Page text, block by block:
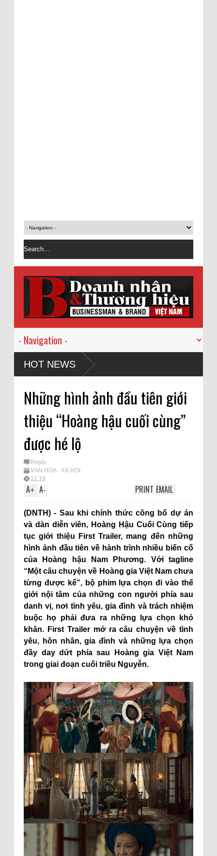
HOT NEWS
Những hình ảnh đầu tiên giới
thiệu “Hoàng hậu cuối cùng”
được hé lộ
Reply
VĂN HÓA - XÃ HỘI
12:18
A+ A- EMAIL
PRINT
(DNTH) - Sau khi chính thức công bố dự án
và dàn diễn viên, Hoàng Hậu Cuối Cùng tiếp
tục giới thiệu First Trailer, mang đến những
hình ảnh đầu tiên về hành trình nhiều biến cố
của Hoàng hậu Nam Phương. Với tagline
“Một câu chuyện về Hoàng gia Việt Nam chưa
từng được kể”, bộ phim lựa chọn đi vào thế
giới nội tâm của những con người phía sau
danh vị, nơi tình yêu, gia đình và trách nhiệm
buộc họ phải đưa ra những lựa chọn khó
khăn. First Trailer mở ra câu chuyện về tình
yêu, hôn nhân, gia đình và những lựa chọn
đầy day dứt phía sau Hoàng gia Việt Nam
trong giai đoạn cuối triều Nguyễn.